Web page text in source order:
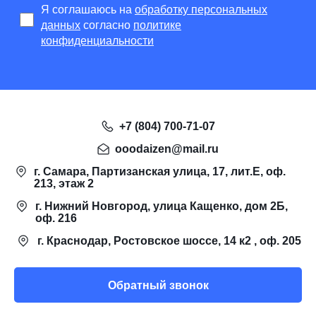
Я соглашаюсь на обработку персональных
данных согласно политике
конфиденциальности
+7 (804) 700-71-07
ooodaizen@mail.ru
г. Самара, Партизанская улица, 17, лит.Е, оф.
213, этаж 2
г. Нижний Новгород, улица Кащенко, дом 2Б,
оф. 216
г. Краснодар, Ростовское шоссе, 14 к2 , оф. 205
Обратный звонок